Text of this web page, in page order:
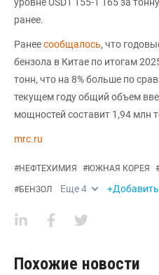
уровне USD1 155-1 165 за
ранее.
Ранеесообщалось, что
бензола в Китае по итогам
тонн, что на 8% больше по
текущем году общий объем
мощностей составит 1,94 млн
mrc.ru
#НЕФТЕХИМИЯ #ЮЖНАЯ КОРЕЯ
#БЕНЗОЛ Еще4 +Добавить
Похожие новости